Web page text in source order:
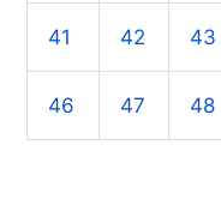
41 42 43
46 47 48